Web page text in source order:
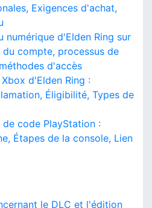
Exigences d'achat,
numérique d'Elden Ring sur
compte, processus de
d'accès
d'Elden Ring :
Éligibilité, Types de
de code PlayStation :
Étapes de la console, Lien
le DLC et l'édition